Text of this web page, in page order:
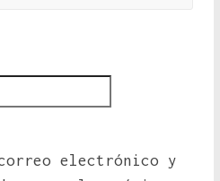
correo electrónico y